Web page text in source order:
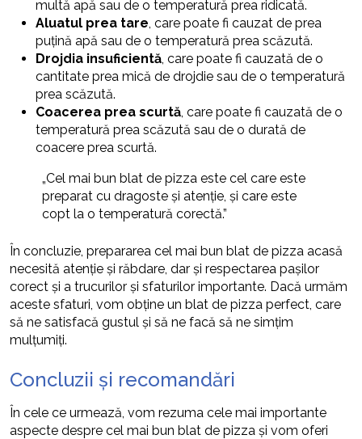
multă apă sau de o temperatură prea ridicată.
Aluatul prea tare , care poate fi cauzat de prea
puțină apă sau de o temperatură prea scăzută.
Drojdia insuficientă , care poate fi cauzată de o
cantitate prea mică de drojdie sau de o temperatură
prea scăzută.
Coacerea prea scurtă , care poate fi cauzată de o
temperatură prea scăzută sau de o durată de
coacere prea scurtă.
„Cel mai bun blat de pizza este cel care este
preparat cu dragoste și atenție, și care este
copt la o temperatură corectă.”
În concluzie, prepararea cel mai bun blat de pizza acasă
necesită atenție și răbdare, dar și respectarea pașilor
corect și a trucurilor și sfaturilor importante. Dacă urmăm
aceste sfaturi, vom obține un blat de pizza perfect, care
să ne satisfacă gustul și să ne facă să ne simțim
mulțumiți.
Concluzii și recomandări
În cele ce urmează, vom rezuma cele mai importante
aspecte despre cel mai bun blat de pizza și vom oferi